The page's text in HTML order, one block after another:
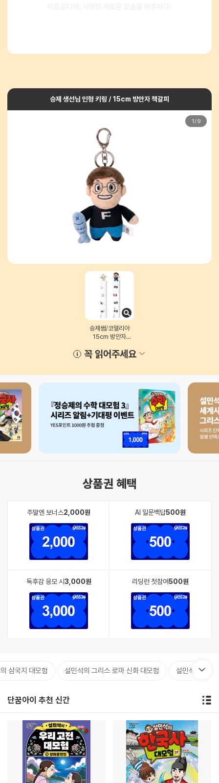
승제 생선님 인형 키링 / 15cm 방안자 책갈피
1 /9
승제쌤/코델리아
15cm 방안자
꼭 읽어주세요
상품권 혜택
주말엔 보너스2,000원 AI 일문백답500원
독후감 응모 시3,000원 리딩런 첫참여500원
삼국지 대모험 설민석의 그리스 로마 신화 대모험 설민석의 우리
단꿈아이 추천 신간